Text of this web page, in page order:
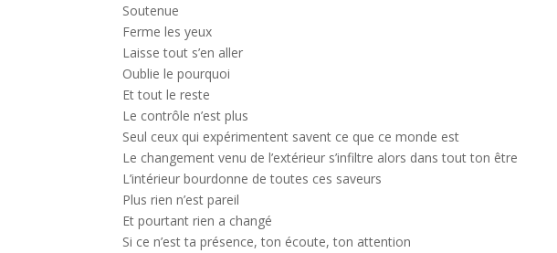
Soutenue
Ferme les yeux
Laisse tout s’en aller
Oublie le pourquoi
Et tout le reste
Le contrôle n’est plus
Seul ceux qui expérimentent savent ce que ce monde est
Le changement venu de l’extérieur s’infiltre alors dans tout ton être
L’intérieur bourdonne de toutes ces saveurs
Plus rien n’est pareil
Et pourtant rien a changé
Si ce n’est ta présence, ton écoute, ton attention